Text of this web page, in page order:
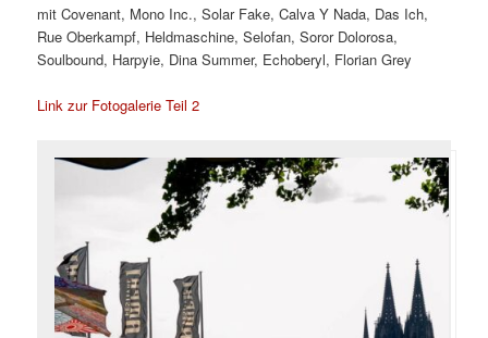
mit Covenant, Mono Inc., Solar Fake, Calva Y Nada, Das Ich,
Rue Oberkampf, Heldmaschine, Selofan, Soror Dolorosa,
Soulbound, Harpyie, Dina Summer, Echoberyl, Florian Grey
Link zur Fotogalerie Teil 2